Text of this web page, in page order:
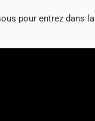
pour entrez dans la